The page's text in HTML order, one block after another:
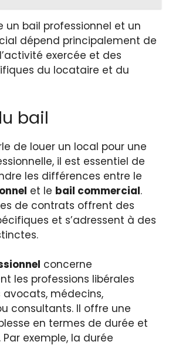
un bail professionnel et un
dépend principalement de
exercée et des
du locataire et du
bail
de louer un local pour une
il est essentiel de
les différences entre le
et le bail commercial.
de contrats offrent des
et s’adressent à des
concerne
les professions libérales
avocats, médecins,
consultants. Il offre une
en termes de durée et
exemple, la durée